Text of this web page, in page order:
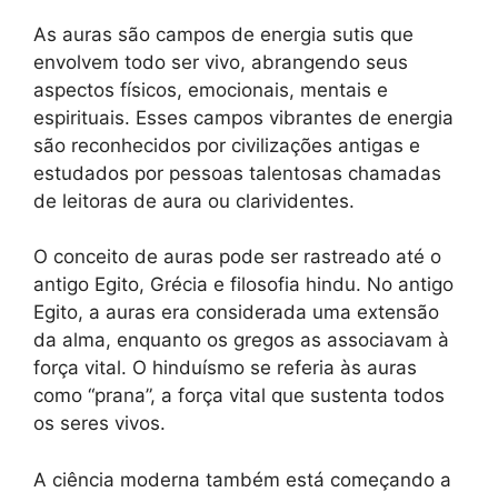
As auras são campos de energia sutis que
envolvem todo ser vivo, abrangendo seus
aspectos físicos, emocionais, mentais e
espirituais. Esses campos vibrantes de energia
são reconhecidos por civilizações antigas e
estudados por pessoas talentosas chamadas
de leitoras de aura ou clarividentes.
O conceito de auras pode ser rastreado até o
antigo Egito, Grécia e filosofia hindu. No antigo
Egito, a auras era considerada uma extensão
da alma, enquanto os gregos as associavam à
força vital. O hinduísmo se referia às auras
como “prana”, a força vital que sustenta todos
os seres vivos.
A ciência moderna também está começando a